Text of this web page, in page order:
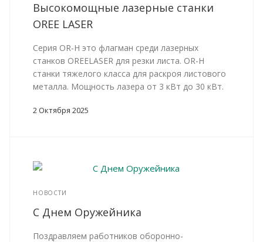
Высокомощные лазерные станки
OREE LASER
Серия OR-H это флагман среди лазерных
станков OREELASER для резки листа. OR-H
станки тяжелого класса для раскроя листового
металла. Мощность лазера от 3 кВт до 30 кВт.
2 Октября 2025
НОВОСТИ
С Днем Оружейника
Поздравляем работников оборонно-